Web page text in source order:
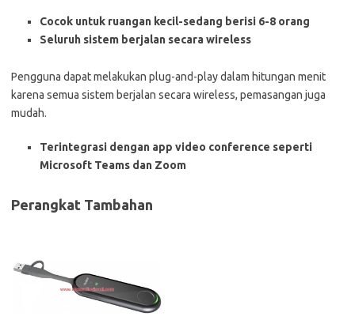
Cocok untuk ruangan kecil-sedang berisi 6-8 orang
Seluruh sistem berjalan secara wireless
Pengguna dapat melakukan plug-and-play dalam hitungan menit
karena semua sistem berjalan secara wireless, pemasangan juga
mudah.
Terintegrasi dengan app video conference seperti
Microsoft Teams dan Zoom
Perangkat Tambahan